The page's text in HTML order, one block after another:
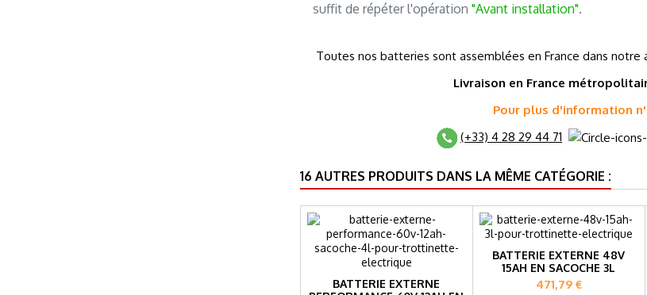
suffit de répéter l'opération "Avant installation".
Toutes nos batteries sont assemblées en France dans notre
Livraison en France
Pour plus d'information
(+33) 4 28 29 44 71
16 AUTRES PRODUITS DANS LA MÊME CATÉGORIE :
BATTERIE EXTERNE
BATTERIE EXTERNE 48V
15AH EN SACOCHE 3L
Prix
471,79 €